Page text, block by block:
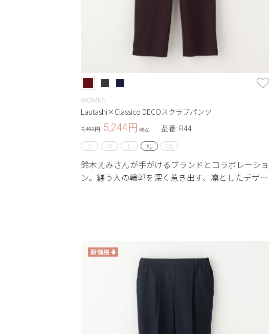
WOMEN
Lautashi×Classico DECOスクラブパンツ
7,492円 5,244円 (税込) 品番: R44
S M L XL XXL
鈴木えみさんが手がけるブランドとコラボレーショ
ン。纏う人の輪郭を深く惹き出す、凛としたデザイ